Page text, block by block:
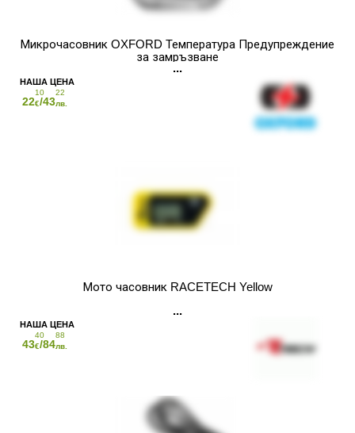
Микрочасовник OXFORD Температура Предупреждение
за замръзване
22
10
€/43
22
лв.
Мото часовник RACETECH Yellow
43
40
€/84
88
лв.